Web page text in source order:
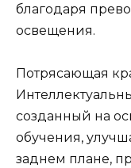
благодаря
освещения.
Потрясающая
созданный на
обучения,
заднем плане,